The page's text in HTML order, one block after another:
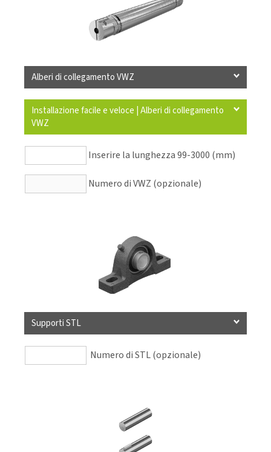
Alberi di collegamento VWZ
Installazione facile e veloce | Alberi di collegamento
VWZ
Inserire la lunghezza 99-3000 (mm)
Numero di VWZ (opzionale)
Supporti STL
Numero di STL (opzionale)